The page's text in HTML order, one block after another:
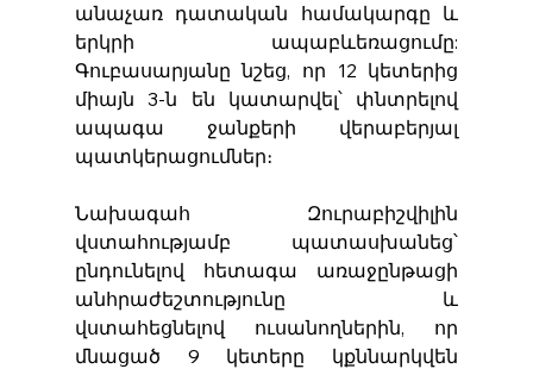
անաչառ դատական ​​համակարգը և
երկրի ապաբևեռացումը:
Գուբասարյանը նշեց, որ 12 կետերից
միայն 3-ն են կատարվել՝ փնտրելով
ապագա ջանքերի վերաբերյալ
պատկերացումներ։
Նախագահ Զուրաբիշվիլին
վստահությամբ պատասխանեց՝
ընդունելով հետագա առաջընթացի
անհրաժեշտությունը և
վստահեցնելով ուսանողներին, որ
մնացած 9 կետերը կքննարկվեն